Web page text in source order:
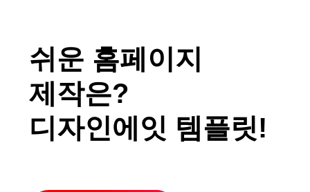
쉬운 홈페이지
제작은?
디자인에잇 템플릿!